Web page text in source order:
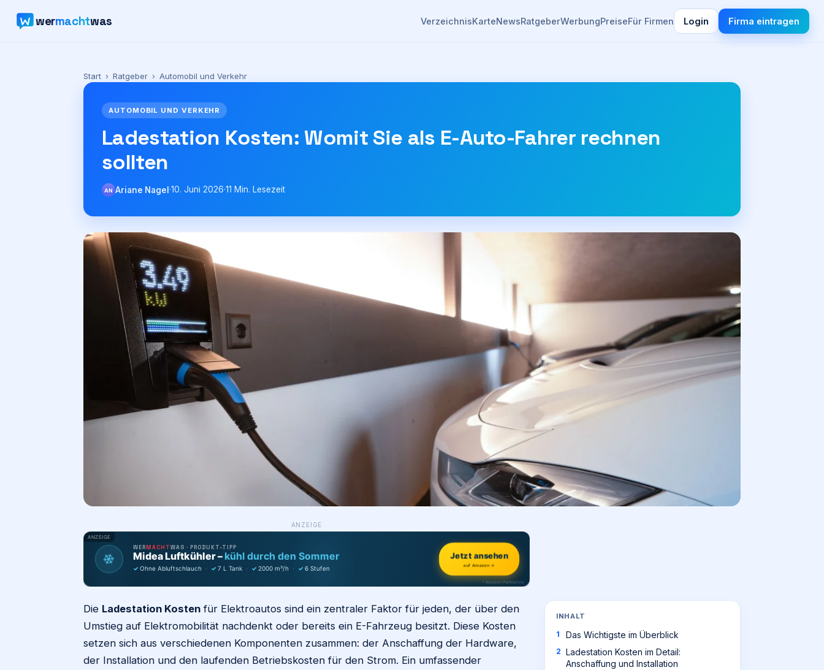
wermachtwas VerzeichnisKarteNewsRatgeberWerbungPreiseFür Firmen Login Firma eintragen
Start › Ratgeber › Automobil und Verkehr
AUTOMOBIL UND VERKEHR
Ladestation Kosten: Womit Sie als E-Auto-Fahrer rechnen
sollten
AN Ariane Nagel·10. Juni 2026·11 Min. Lesezeit
ANZEIGE
ANZEIGE
❄
WERMACHTWAS · PRODUKT-TIPP
Midea Luftkühler – kühl durch den Sommer
✓ Ohne Abluftschlauch · ✓ 7 L Tank · ✓ 2000 m³/h · ✓ 6 Stufen
Jetzt ansehen
auf Amazon →
* Amazon-Partnerlink
Die Ladestation Kosten für Elektroautos sind ein zentraler Faktor für jeden, der über den
Umstieg auf Elektromobilität nachdenkt oder bereits ein E-Fahrzeug besitzt. Diese Kosten
setzen sich aus verschiedenen Komponenten zusammen: der Anschaffung der Hardware,
der Installation und den laufenden Betriebskosten für den Strom. Ein umfassender
INHALT
Das Wichtigste im Überblick
Ladestation Kosten im Detail:
Anschaffung und Installation